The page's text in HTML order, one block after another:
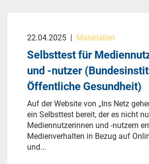
22.04.2025 | Materialien
Selbsttest für
und -nutzer
Öffentliche Gesundheit)
Auf der Website von „Ins Netz
ein Selbsttest bereit, der es nicht
Mediennutzerinnen und -nutzern
Medienverhalten in Bezug auf
und...